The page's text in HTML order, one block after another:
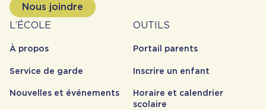
Nous joindre
À
propos
L’ÉCOLE
À propos
Service de garde
Nouvelles et événements
Outils
OUTILS
Portail parents
Inscrire un enfant
Horaire et calendrier
scolaire